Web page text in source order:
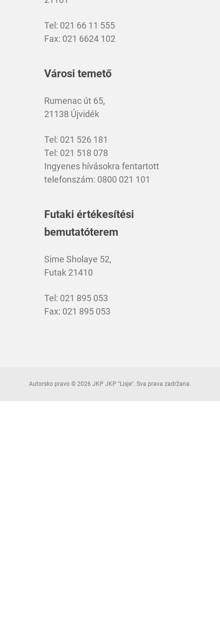
Tel: 021 66 11 555
Fax: 021 6624 102
Városi temető
Rumenac út 65,
21138 Újvidék
Tel: 021 526 181
Tel: 021 518 078
Ingyenes hívásokra fentartott
telefonszám: 0800 021 101
Futaki értékesítési
bemutatóterem
Sime Sholaye 52,
Futak 21410
Tel: 021 895 053
Fax: 021 895 053
Autorsko pravo © 2026 JKP JKP "Lisje". Sva prava zadržana.